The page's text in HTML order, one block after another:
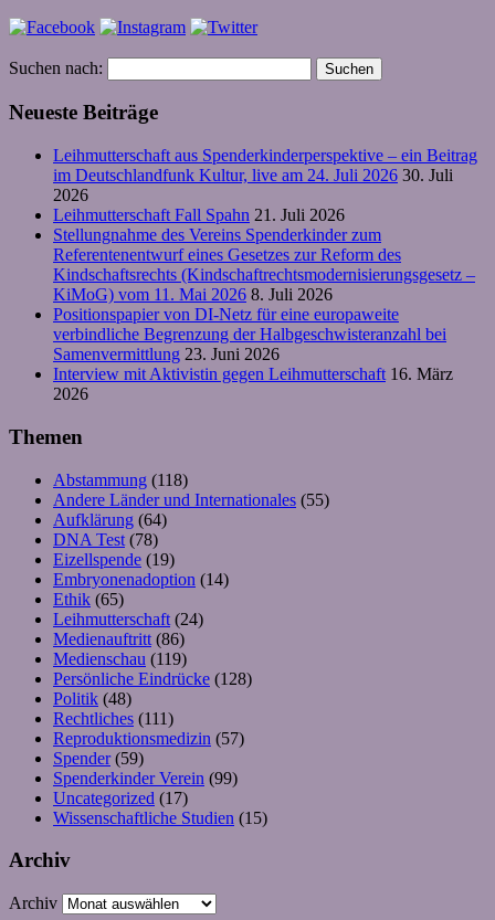
Suchen nach:
Neueste Beiträge
Leihmutterschaft aus Spenderkinderperspektive – ein Beitrag
im Deutschlandfunk Kultur, live am 24. Juli 2026 30. Juli
2026
Leihmutterschaft Fall Spahn 21. Juli 2026
Stellungnahme des Vereins Spenderkinder zum
Referentenentwurf eines Gesetzes zur Reform des
Kindschaftsrechts (Kindschaftrechtsmodernisierungsgesetz –
KiMoG) vom 11. Mai 2026 8. Juli 2026
Positionspapier von DI-Netz für eine europaweite
verbindliche Begrenzung der Halbgeschwisteranzahl bei
Samenvermittlung 23. Juni 2026
Interview mit Aktivistin gegen Leihmutterschaft 16. März
2026
Themen
Abstammung (118)
Andere Länder und Internationales (55)
Aufklärung (64)
DNA Test (78)
Eizellspende (19)
Embryonenadoption (14)
Ethik (65)
Leihmutterschaft (24)
Medienauftritt (86)
Medienschau (119)
Persönliche Eindrücke (128)
Politik (48)
Rechtliches (111)
Reproduktionsmedizin (57)
Spender(59)
Spenderkinder Verein (99)
Uncategorized (17)
Wissenschaftliche Studien (15)
Archiv
Archiv